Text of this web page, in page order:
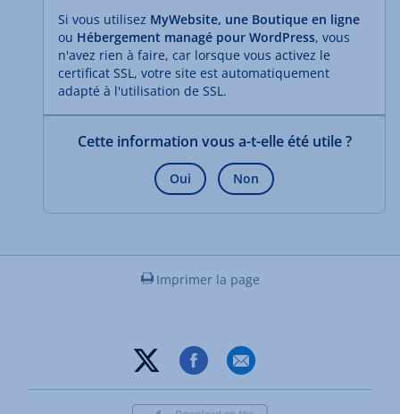
Si vous utilisez MyWebsite, une Boutique en ligne
ou Hébergement managé pour WordPress, vous
n'avez rien à faire, car lorsque vous activez le
certificat SSL, votre site est automatiquement
adapté à l'utilisation de SSL.
Cette information vous a-t-elle été utile ?
Oui Non
Imprimer la page